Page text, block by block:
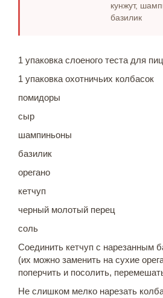
кунжут,
базилик
1 упаковка слоеного теста для
1 упаковка охотничьих колбасок
помидоры
сыр
шампиньоны
базилик
орегано
кетчуп
черный молотый перец
соль
Соединить кетчуп с нарезанным
(их можно заменить на сухие
поперчить и посолить,
Не слишком мелко нарезать